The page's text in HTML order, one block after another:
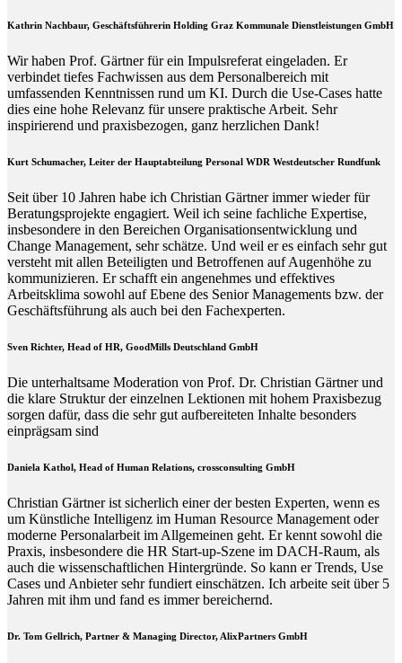
Kathrin Nachbaur, Geschäftsführerin Holding Graz Kommunale Dienstleistungen GmbH
Wir haben Prof. Gärtner für ein Impulsreferat eingeladen. Er
verbindet tiefes Fachwissen aus dem Personalbereich mit
umfassenden Kenntnissen rund um KI. Durch die Use-Cases hatte
dies eine hohe Relevanz für unsere praktische Arbeit. Sehr
inspirierend und praxisbezogen, ganz herzlichen Dank!
Kurt Schumacher, Leiter der Hauptabteilung Personal WDR Westdeutscher Rundfunk
Seit über 10 Jahren habe ich Christian Gärtner immer wieder für
Beratungsprojekte engagiert. Weil ich seine fachliche Expertise,
insbesondere in den Bereichen Organisationsentwicklung und
Change Management, sehr schätze. Und weil er es einfach sehr gut
versteht mit allen Beteiligten und Betroffenen auf Augenhöhe zu
kommunizieren. Er schafft ein angenehmes und effektives
Arbeitsklima sowohl auf Ebene des Senior Managements bzw. der
Geschäftsführung als auch bei den Fachexperten.
Sven Richter, Head of HR, GoodMills Deutschland GmbH
Die unterhaltsame Moderation von Prof. Dr. Christian Gärtner und
die klare Struktur der einzelnen Lektionen mit hohem Praxisbezug
sorgen dafür, dass die sehr gut aufbereiteten Inhalte besonders
einprägsam sind
Daniela Kathol, Head of Human Relations, crossconsulting GmbH
Christian Gärtner ist sicherlich einer der besten Experten, wenn es
um Künstliche Intelligenz im Human Resource Management oder
moderne Personalarbeit im Allgemeinen geht. Er kennt sowohl die
Praxis, insbesondere die HR Start-up-Szene im DACH-Raum, als
auch die wissenschaftlichen Hintergründe. So kann er Trends, Use
Cases und Anbieter sehr fundiert einschätzen. Ich arbeite seit über 5
Jahren mit ihm und fand es immer bereichernd.
Dr. Tom Gellrich, Partner & Managing Director, AlixPartners GmbH